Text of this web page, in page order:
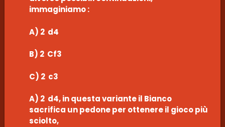
immaginiamo :
A) 2 d4
B) 2 Cf3
C) 2 c3
A) 2 d4, in questa variante il Bianco
sacrifica un pedone per ottenere il gioco più
sciolto,